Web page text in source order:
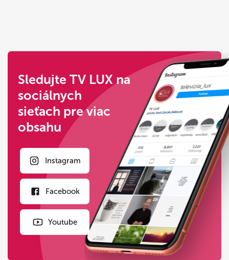
Sledujte TV LUX na
sociálnych
sieťach pre viac
obsahu
Instagram
Facebook
Youtube